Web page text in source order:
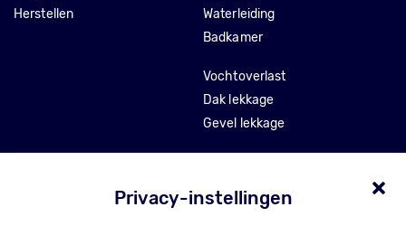
Privacy-instellingen
Waterleiding
Badkamer
Vochtoverlast
Dak lekkage
Gevel lekkage
Herstellen